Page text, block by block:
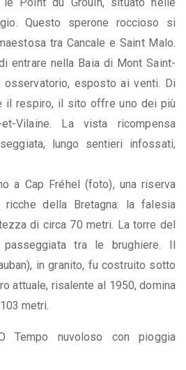
le Point du Grouin, situato nelle
Questo sperone roccioso si
tra Cancale e Saint Malo.
entrare nella Baia di Mont Saint-
osservatorio, esposto ai venti. Di
il respiro, il sito offre uno dei più
Vilaine. La vista ricompensa
lungo sentieri infossati,
a Cap Fréhel (foto), una riserva
della Bretagna: la falesia
di circa 70 metri. La torre del
tra le brughiere. Il
in granito, fu costruito sotto
attuale, risalente al 1950, domina
metri.
Tempo nuvoloso con pioggia